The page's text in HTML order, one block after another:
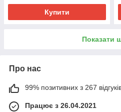
Купити
Показати
Про нас
99% позитивних з 267
Працює з 26.04.2021